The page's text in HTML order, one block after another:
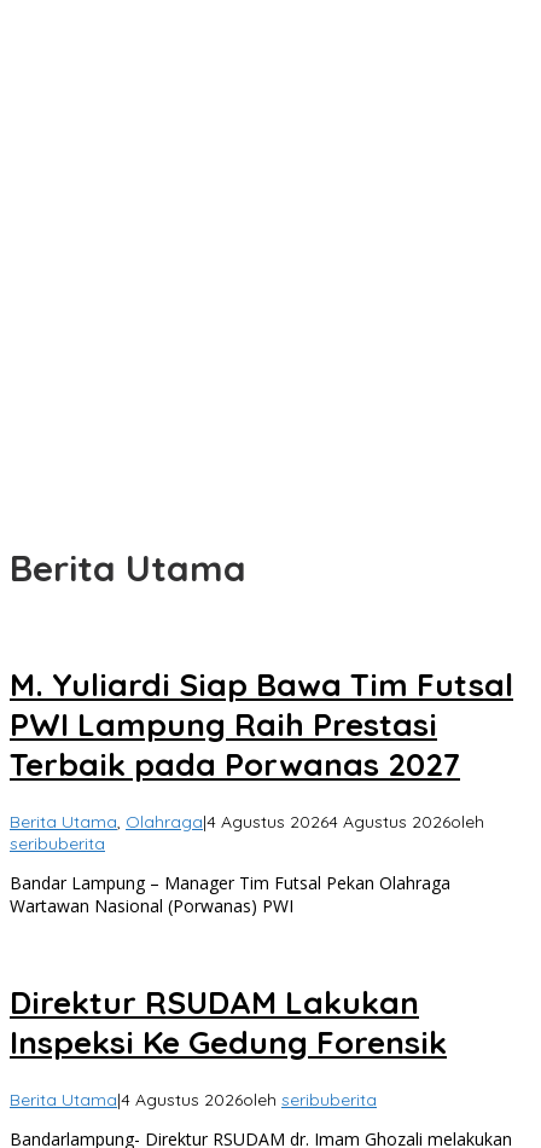
Berita Utama
M. Yuliardi Siap Bawa Tim Futsal
PWI Lampung Raih Prestasi
Terbaik pada Porwanas 2027
Berita Utama, Olahraga|4 Agustus 20264 Agustus 2026oleh
seribuberita
Bandar Lampung – Manager Tim Futsal Pekan Olahraga
Wartawan Nasional (Porwanas) PWI
Direktur RSUDAM Lakukan
Inspeksi Ke Gedung Forensik
Berita Utama|4 Agustus 2026oleh seribuberita
Bandarlampung- Direktur RSUDAM dr. Imam Ghozali melakukan